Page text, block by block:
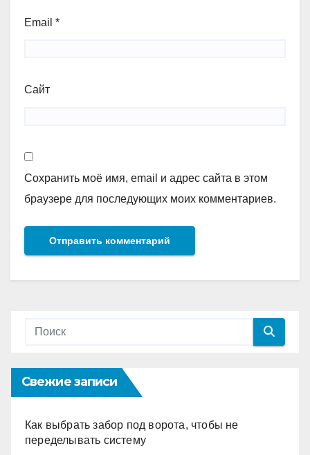
Email *
Сайт
Сохранить моё имя, email и адрес сайта в этом
браузере для последующих моих комментариев.
Свежие записи
Как выбрать забор под ворота, чтобы не
переделывать систему